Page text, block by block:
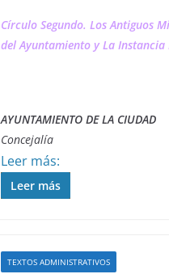
Círculo Segundo. Los Antiguos
del Ayuntamiento y La Instancia
AYUNTAMIENTO DE LA CIUDAD
Concejalía
Leer más:
Leer más
TEXTOS ADMINISTRATIVOS